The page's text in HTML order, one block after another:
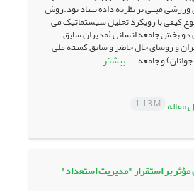
مبنی بر نظریه داده بنیاد بود.روش­‌
کیفی با رویکرد تحلیل سیستماتیک می­‌
بخش جامعه انسانی (مدیران سابق
و روسای حال حاضر و سابق کمیته ملی
و جامعه ... بیشتر
مقاله 1.13 M
بر استقرار "مدیریت استعداد"